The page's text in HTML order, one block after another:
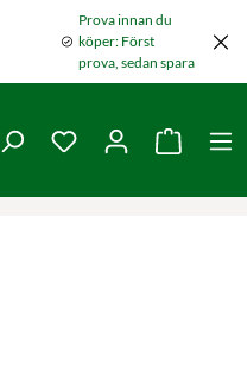
Prova innan du
köper: Först
prova, sedan spara
Du har 0 objekt i